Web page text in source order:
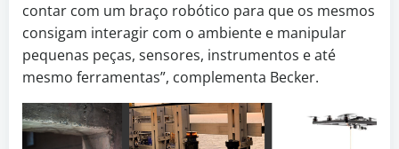
contar com um braço robótico para que os mesmos
consigam interagir com o ambiente e manipular
pequenas peças, sensores, instrumentos e até
mesmo ferramentas”, complementa Becker.